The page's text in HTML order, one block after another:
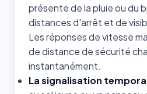
présente de la pluie ou du
distances d'arrêt et de
Les réponses de vitesse
de distance de sécurité
instantanément.
La signalisation